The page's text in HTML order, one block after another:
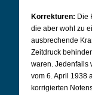
Korrekturen: Die
die aber wohl zu
ausbrechende
Zeitdruck
waren. Jedenfalls
vom 6. April 1938
korrigierten